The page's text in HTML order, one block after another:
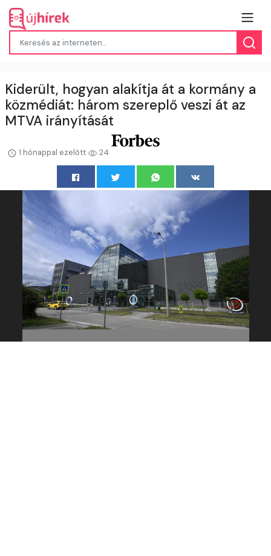
Kiderült, hogyan alakítja át a kormány a
közmédiát: három szereplő veszi át az
MTVA irányítását
1 hónappal ezelőtt 24